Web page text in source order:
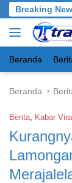
Langsung
ke
konten
Breaking
Beranda
Beranda
Berita, Kabar Viral